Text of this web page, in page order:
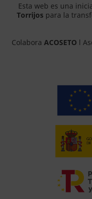
Esta web es una
Torrijos para la
Colabora ACOSETO l